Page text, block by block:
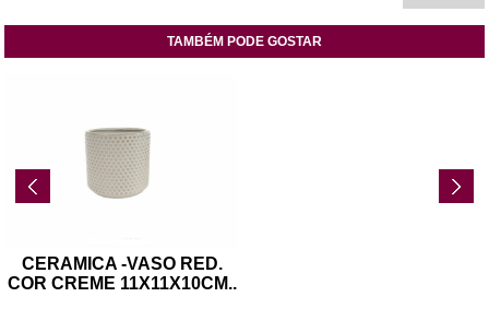
TAMBÉM PODE GOSTAR
CERAMICA -VASO RED.
COR CREME 11X11X10CM..